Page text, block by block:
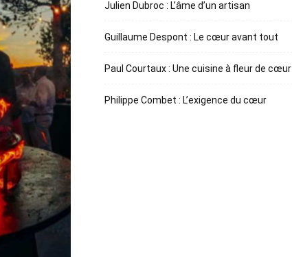
Julien Dubroc : L’âme d’un artisan
Guillaume Despont : Le cœur avant tout
Paul Courtaux : Une cuisine à fleur de cœur
Philippe Combet : L’exigence du cœur